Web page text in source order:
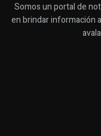
Somos un portal de
en brindar información